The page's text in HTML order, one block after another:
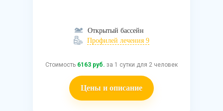
Открытый бассейн
Профилей лечения 9
Стоимость 6163 руб. за 1 сутки для 2 человек
Цены и описание